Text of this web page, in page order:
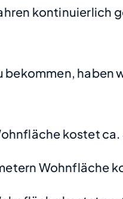
bekommen,
kostet ca.
Wohnfläche